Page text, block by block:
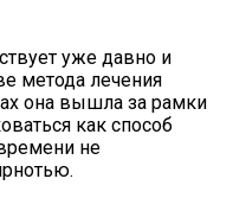
уже давно и
метода лечения
она вышла за рамки
как способ
не